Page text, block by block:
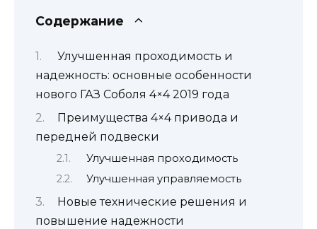
Содержание
Улучшенная проходимость и
надежность: основные особенности
нового ГАЗ Соболя 4×4 2019 года
Преимущества 4×4 привода и
передней подвески
Улучшенная проходимость
Улучшенная управляемость
Новые технические решения и
повышение надежности